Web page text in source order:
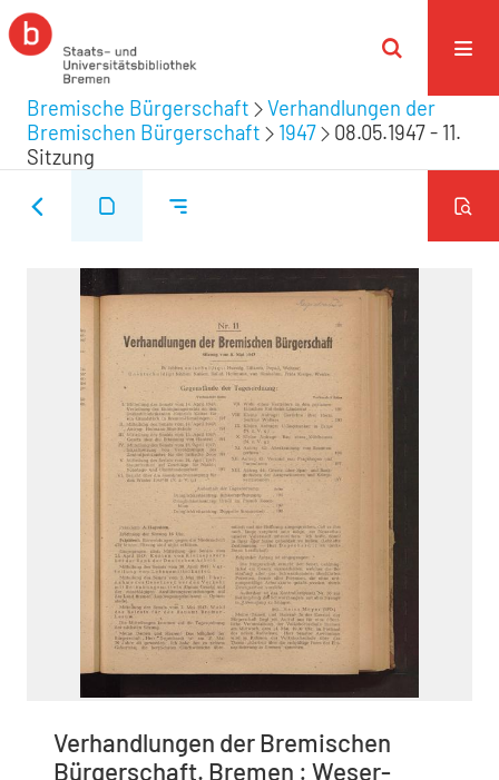
Bremische Bürgerschaft
Verhandlungen der
Bremischen Bürgerschaft
1947
08.05.1947 - 11.
Sitzung
Verhandlungen der Bremischen
Bürgerschaft. Bremen : Weser-